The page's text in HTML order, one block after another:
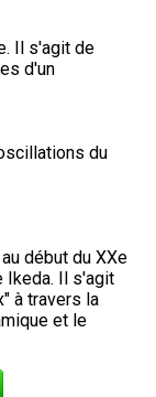
Il s'agit de
d'un
du
début du XXe
Ikeda. Il s'agit
à travers la
et le